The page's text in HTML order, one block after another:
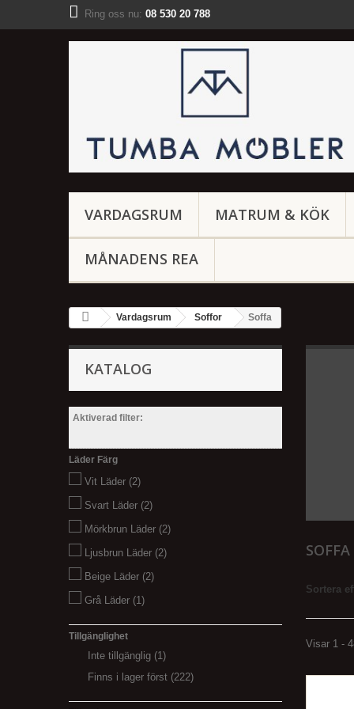
Ring oss nu: 08 530 20 788
VARDAGSRUM MATRUM & KÖK
MÅNADENS REA
Vardagsrum Soffor Soffa
KATALOG
Aktiverad filter:
Läder Färg
Vit Läder (2)
Svart Läder (2)
Mörkbrun Läder (2)
Ljusbrun Läder (2)
Beige Läder (2)
Grå Läder (1)
Tillgänglighet
Inte tillgänglig (1)
Finns i lager först (222)
SOFFA
Sortera
Visar 1 -